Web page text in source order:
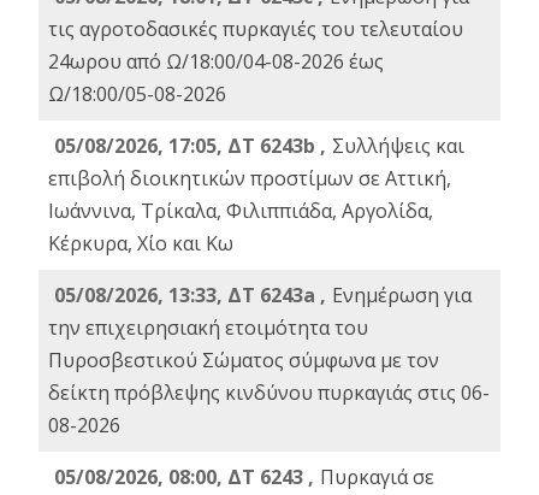
τις αγροτοδασικές πυρκαγιές του τελευταίου
24ωρου από Ω/18:00/04-08-2026 έως
Ω/18:00/05-08-2026
05/08/2026, 17:05, ΔΤ 6243b , Συλλήψεις και
επιβολή διοικητικών προστίμων σε Αττική,
Ιωάννινα, Τρίκαλα, Φιλιππιάδα, Αργολίδα,
Κέρκυρα, Χίο και Κω
05/08/2026, 13:33, ΔΤ 6243a , Ενημέρωση για
την επιχειρησιακή ετοιμότητα του
Πυροσβεστικού Σώματος σύμφωνα με τον
δείκτη πρόβλεψης κινδύνου πυρκαγιάς στις 06-
08-2026
05/08/2026, 08:00, ΔΤ 6243 , Πυρκαγιά σε